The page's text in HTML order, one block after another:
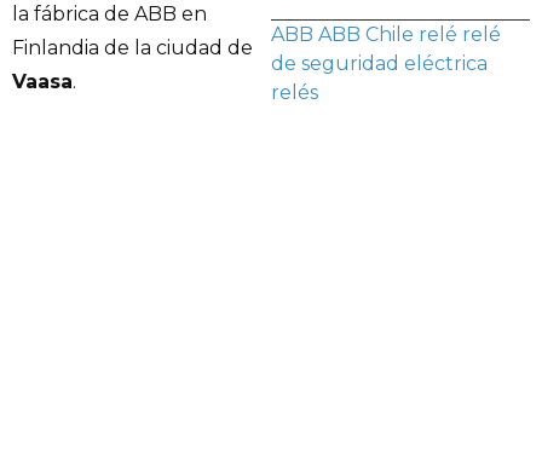
la fábrica de ABB en
Finlandia de la ciudad de
Vaasa.
ABB ABB Chile relé relé
de seguridad eléctrica
relés